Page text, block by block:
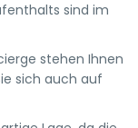
sind im
stehen Ihnen
sich auch auf